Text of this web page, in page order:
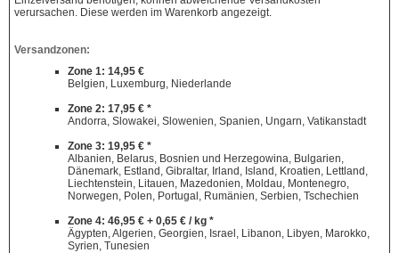
verursachen. Diese werden im Warenkorb angezeigt.
Versandzonen:
Zone 1: 14,95 €
Belgien, Luxemburg, Niederlande
Zone 2: 17,95 € *
Andorra, Slowakei, Slowenien, Spanien, Ungarn, Vatikanstadt
Zone 3: 19,95 € *
Albanien, Belarus, Bosnien und Herzegowina, Bulgarien,
Dänemark, Estland, Gibraltar, Irland, Island, Kroatien, Lettland,
Liechtenstein, Litauen, Mazedonien, Moldau, Montenegro,
Norwegen, Polen, Portugal, Rumänien, Serbien, Tschechien
Zone 4: 46,95 € + 0,65 € / kg *
Ägypten, Algerien, Georgien, Israel, Libanon, Libyen, Marokko,
Syrien, Tunesien